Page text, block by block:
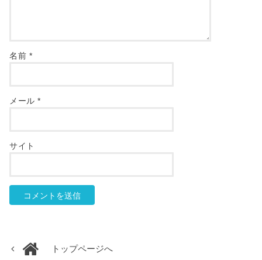
名前 *
メール *
サイト
トップページへ